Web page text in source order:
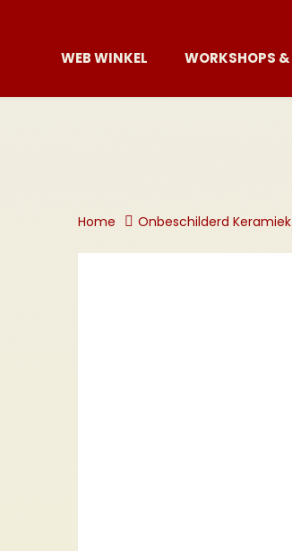
WEB WINKEL WORKSHOPS &
Home Onbeschilderd Keramiek